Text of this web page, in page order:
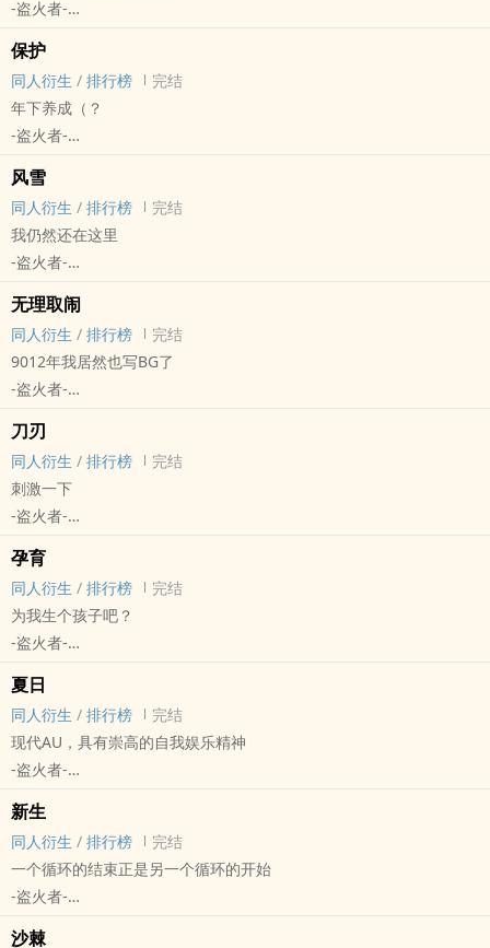
-盗火者-
动漫同人
保护
同人衍生 / 排行榜
完结
年下养成（？
-盗火者-
师x战士 同人衍生 - 短篇 - 完结 - BL - 游戏同人
风雪
同人衍生 / 排行榜
完结
我仍然还在这里
-盗火者-
游戏同人
无理取闹
同人衍生 / 排行榜
完结
9012年我居然也写BG了
-盗火者-
魔 同人衍生 - 短篇 - 完结 - BG - 游戏同人
刀刃
同人衍生 / 排行榜
完结
刺激一下
-盗火者-
- 暗黑地牢 同人衍生 - 短篇 - 完结 - BL
游戏同人
孕育
同人衍生 / 排行榜
完结
为我生个孩子吧？
-盗火者-
完结 - BL
游戏同人
夏日
同人衍生 / 排行榜
完结
现代AU，具有崇高的自我娱乐精神
-盗火者-
暗黑地牢 - 领主/麻风剑士 同人衍生 - 游戏同人 - BL - 短篇
完结
新生
同人衍生 / 排行榜
完结
一个循环的结束正是另一个循环的开始
-盗火者-
沙棘